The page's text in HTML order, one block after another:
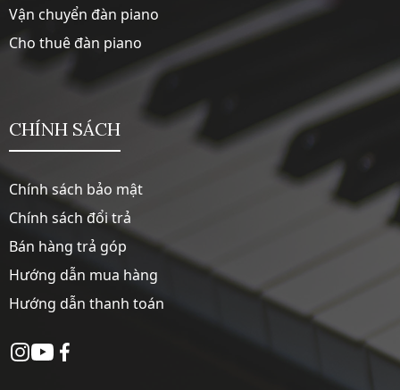
Vận chuyển đàn piano
Cho thuê đàn piano
CHÍNH SÁCH
Chính sách bảo mật
Chính sách đổi trả
Bán hàng trả góp
Hướng dẫn mua hàng
Hướng dẫn thanh toán